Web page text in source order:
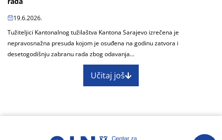
19.6.2026.
Tužiteljici Kantonalnog tužilaštva Kantona Sarajevo izrečena je
nepravosnažna presuda kojom je osuđena na godinu zatvora i
desetogodišnju zabranu rada zbog odavanja...
Učitaj još